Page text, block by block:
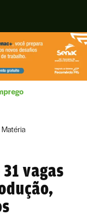
Matéria
vagas